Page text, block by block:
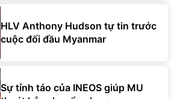
HLV Anthony Hudson tự tin trước
cuộc đối đầu Myanmar
Sự tỉnh táo của INEOS giúp MU